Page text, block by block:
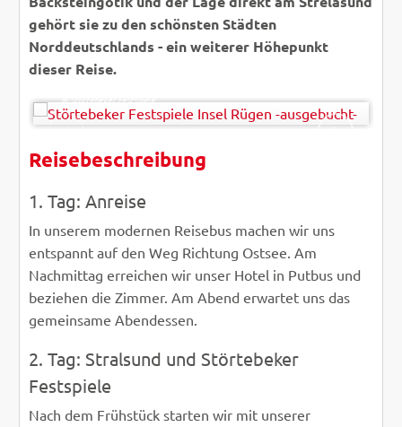
gehört sie zu den schönsten Städten
Norddeutschlands - ein weiterer Höhepunkt
dieser Reise.
ZURÜCK
© Störtebeker Festspiele
Reisebeschreibung
1. Tag: Anreise
In unserem modernen Reisebus machen wir uns
entspannt auf den Weg Richtung Ostsee. Am
Nachmittag erreichen wir unser Hotel in Putbus und
beziehen die Zimmer. Am Abend erwartet uns das
gemeinsame Abendessen.
2. Tag: Stralsund und Störtebeker
Festspiele
Nach dem Frühstück starten wir mit unserer